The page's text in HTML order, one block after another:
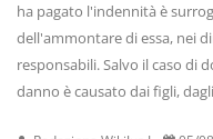
ha pagato l'indennità è
dell'ammontare di essa, nei
responsabili. Salvo il caso di
danno è causato dai figli,